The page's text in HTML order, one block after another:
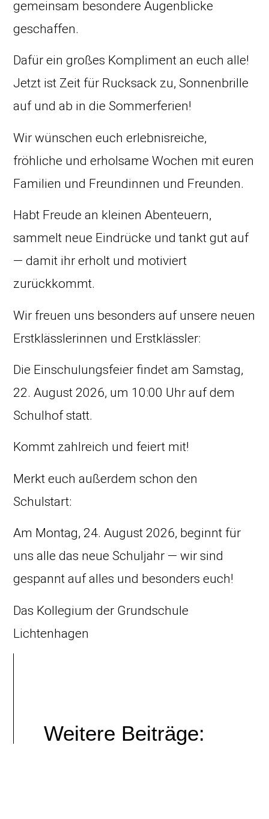
gemeinsam besondere Augenblicke
geschaffen.
Dafür ein großes Kompliment an euch alle!
Jetzt ist Zeit für Rucksack zu, Sonnenbrille
auf und ab in die Sommerferien!
Wir wünschen euch erlebnisreiche,
fröhliche und erholsame Wochen mit euren
Familien und Freundinnen und Freunden.
Habt Freude an kleinen Abenteuern,
sammelt neue Eindrücke und tankt gut auf
— damit ihr erholt und motiviert
zurückkommt.
Wir freuen uns besonders auf unsere neuen
Erstklässlerinnen und Erstklässler:
Die Einschulungsfeier findet am Samstag,
22. August 2026, um 10:00 Uhr auf dem
Schulhof statt.
Kommt zahlreich und feiert mit!
Merkt euch außerdem schon den
Schulstart:
Am Montag, 24. August 2026, beginnt für
uns alle das neue Schuljahr — wir sind
gespannt auf alles und besonders euch!
Das Kollegium der Grundschule
Lichtenhagen
Weitere Beiträge: